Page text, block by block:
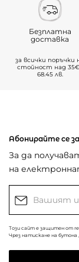
Безплатна
доставка
за всички поръчки
стойност над
68.45 лв.
Абонирайте се
За да
на
Този сайт е защитен от
Чрез натискане на бутона